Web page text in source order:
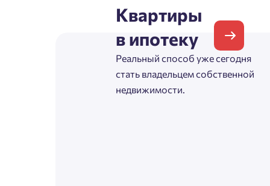
Квартиры
в ипотеку
Реальный способ уже сегодня
стать владельцем собственной
недвижимости.
Фамилия
Имя
Имя